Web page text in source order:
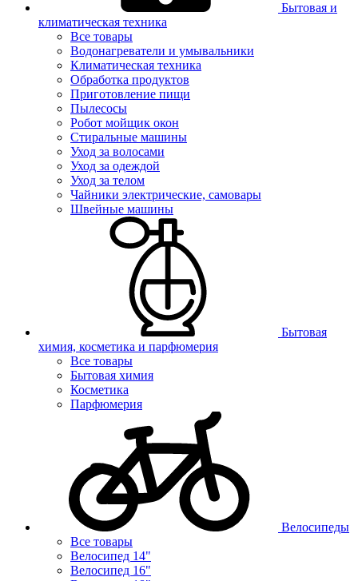
Бытовая и
климатическая техника
Все товары
Водонагреватели и умывальники
Климатическая техника
Обработка продуктов
Приготовление пищи
Пылесосы
Робот мойщик окон
Стиральные машины
Уход за волосами
Уход за одеждой
Уход за телом
Чайники электрические, самовары
Швейные машины
Бытовая
химия, косметика и парфюмерия
Все товары
Бытовая химия
Косметика
Парфюмерия
Велосипеды
Все товары
Велосипед 14"
Велосипед 16"